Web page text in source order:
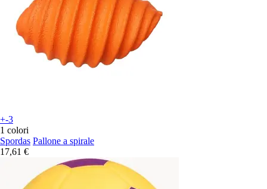
+-3
1 colori
Spordas Pallone a spirale
17,61 €